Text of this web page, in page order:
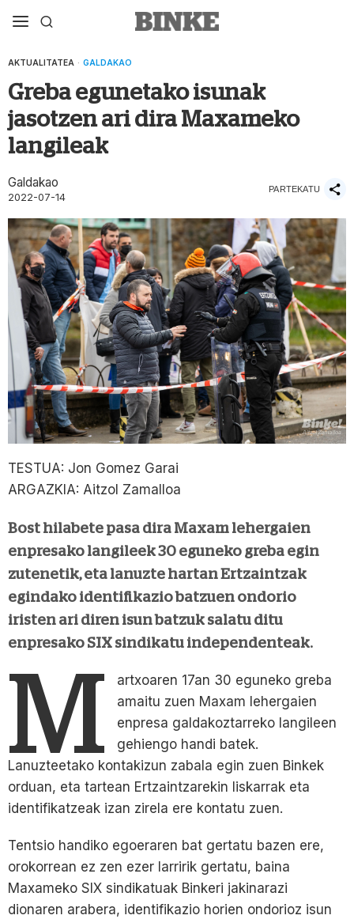
AKTUALITATEA · GALDAKAO
Greba egunetako isunak
jasotzen ari dira Maxameko
langileak
Galdakao
2022-07-14
PARTEKATU
TESTUA: Jon Gomez Garai
ARGAZKIA: Aitzol Zamalloa
Bost hilabete pasa dira Maxam lehergaien
enpresako langileek 30 eguneko greba egin
zutenetik, eta lanuzte hartan Ertzaintzak
egindako identifikazio batzuen ondorio
iristen ari diren isun batzuk salatu ditu
enpresako SIX sindikatu independenteak.
M
artxoaren 17an 30 eguneko greba
amaitu zuen Maxam lehergaien
enpresa galdakoztarreko langileen
gehiengo handi batek.
Lanuzteetako kontakizun zabala egin zuen Binkek
orduan, eta tartean Ertzaintzarekin liskarrak eta
identifikatzeak izan zirela ere kontatu zuen.
Tentsio handiko egoeraren bat gertatu bazen ere,
orokorrean ez zen ezer larririk gertatu, baina
Maxameko SIX sindikatuak Binkeri jakinarazi
dionaren arabera, identifikazio horien ondorioz isun